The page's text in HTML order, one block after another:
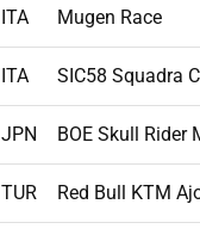
ITA Mugen Race
ITA SIC58 Squadra
JPN BOE Skull Rider
TUR Red Bull KTM